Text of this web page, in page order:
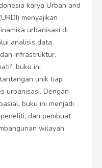
karya Urban and
menyajikan
urbanisasi di
analisis data
infrastruktur.
buku ini
unik tiap
urbanisasi. Dengan
buku ini menjadi
dan pembuat
wilayah